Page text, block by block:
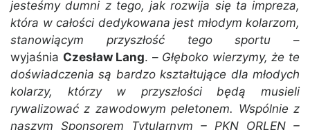
jesteśmy dumni z tego, jak rozwija się ta impreza,
która w całości dedykowana jest młodym kolarzom,
stanowiącym przyszłość tego sportu –
wyjaśnia Czesław Lang. – Głęboko wierzymy, że te
doświadczenia są bardzo kształtujące dla młodych
kolarzy, którzy w przyszłości będą musieli
rywalizować z zawodowym peletonem. Wspólnie z
naszym Sponsorem Tytularnym – PKN ORLEN –